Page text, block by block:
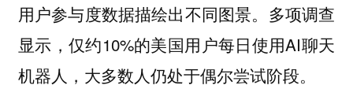
用户参与度数据描绘出不同图景。多项调查
显示，仅约10%的美国用户每日使用AI聊天
机器人，大多数人仍处于偶尔尝试阶段。